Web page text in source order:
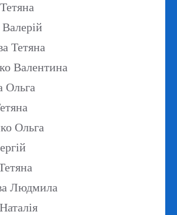
Тетяна
Валентина
Ольга
Ольга
Людмила